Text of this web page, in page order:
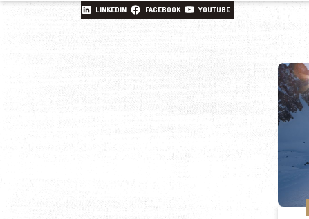
LINKEDIN FACEBOOK YOUTUBE